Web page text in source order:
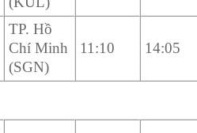
TP. Hồ
Chí Minh
(SGN)
11:10 14:05